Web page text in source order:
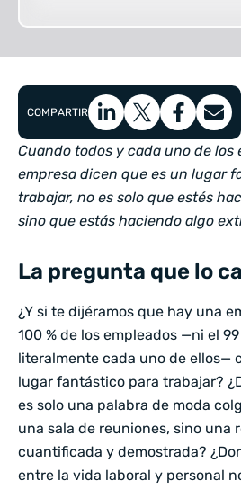
COMPARTIR
Cuando todos y cada uno de los
empresa dicen que es un lugar
trabajar, no es solo que estés
sino que estás haciendo algo
La pregunta que lo
¿Y si te dijéramos que hay una
100 % de los empleados —ni el
literalmente cada uno de ellos—
lugar fantástico para trabajar?
es solo una palabra de moda
una sala de reuniones, sino una
cuantificada y demostrada?
entre la vida laboral y personal